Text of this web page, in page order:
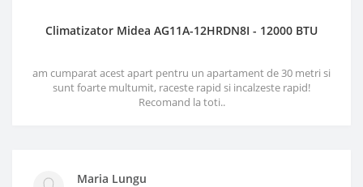
Climatizator Midea AG11A-12HRDN8I - 12000 BTU
am cumparat acest apart pentru un apartament de 30 metri si
sunt foarte multumit, raceste rapid si incalzeste rapid!
Recomand la toti..
Maria Lungu